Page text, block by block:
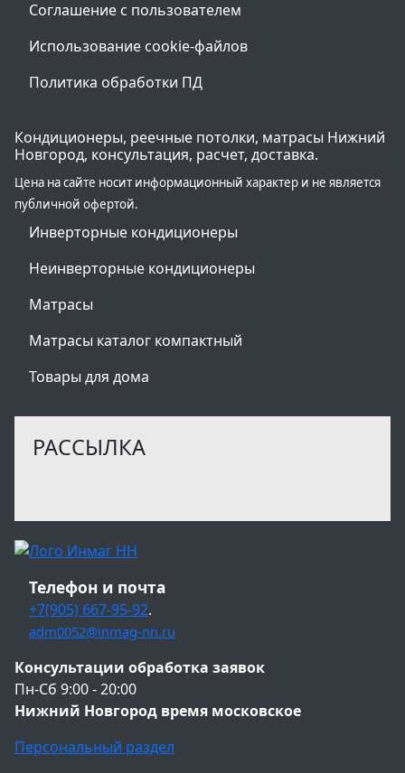
Соглашение с пользователем
Использование cookie-файлов
Политика обработки ПД
Кондиционеры, реечные потолки, матрасы Нижний
Новгород, консультация, расчет, доставка.
Цена на сайте носит информационный характер и не является
публичной офертой.
Инверторные кондиционеры
Неинверторные кондиционеры
Матрасы
Матрасы каталог компактный
Товары для дома
РАССЫЛКА
Телефон и почта
+7(905) 667-95-92.
adm0052@inmag-nn.ru
Консультации обработка заявок
Пн-Сб 9:00 - 20:00
Нижний Новгород время московское
Персональный раздел